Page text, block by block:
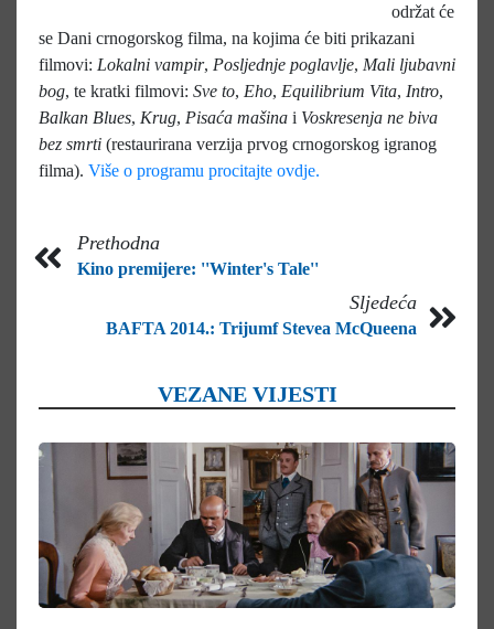
održat će
se Dani crnogorskog filma, na kojima će biti prikazani
filmovi: Lokalni vampir, Posljednje poglavlje, Mali ljubavni
bog, te kratki filmovi: Sve to, Eho, Equilibrium Vita, Intro,
Balkan Blues, Krug, Pisaća mašina i Voskresenja ne biva
bez smrti (restaurirana verzija prvog crnogorskog igranog
filma). Više o programu procitajte ovdje.
Prethodna
Kino premijere: ''Winter's Tale''
Sljedeća
BAFTA 2014.: Trijumf Stevea McQueena
VEZANE VIJESTI